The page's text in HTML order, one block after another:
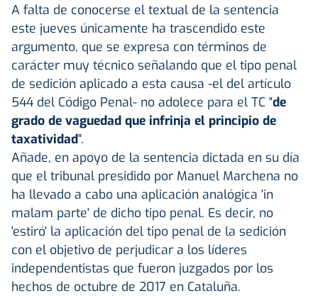
A falta de conocerse el textual de la sentencia
este jueves únicamente ha trascendido este
argumento, que se expresa con términos de
carácter muy técnico señalando que el tipo penal
de sedición aplicado a esta causa -el del artículo
544 del Código Penal- no adolece para el TC "de
grado de vaguedad que infrinja el principio de
taxatividad".
Añade, en apoyo de la sentencia dictada en su día
que el tribunal presidido por Manuel Marchena no
ha llevado a cabo una aplicación analógica 'in
malam parte' de dicho tipo penal. Es decir, no
'estiró' la aplicación del tipo penal de la sedición
con el objetivo de perjudicar a los líderes
independentistas que fueron juzgados por los
hechos de octubre de 2017 en Cataluña.